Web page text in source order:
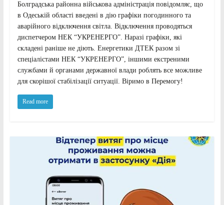
Болградська районна військова адміністрація повідомляє, що
в Одеській області введені в дію графіки погодинного та
аварійного відключення світла. Відключення проводяться
диспетчером НЕК “УКРЕНЕРГО”. Наразі графіки, які
складені раніше не діють. Енергетики ДТЕК разом зі
спеціалістами НЕК “УКРЕНЕРГО”, іншими екстреними
службами й органами державної влади роблять все можливе
для скорішої стабілізації ситуації. Віримо в Перемогу!
Read more